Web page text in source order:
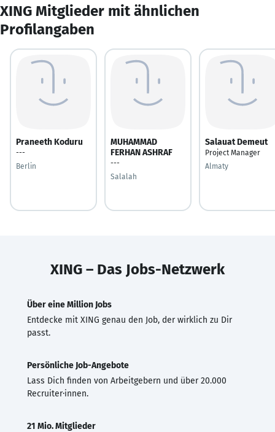
XING Mitglieder mit ähnlichen
Profilangaben
Praneeth Koduru
---
Berlin
MUHAMMAD
FERHAN ASHRAF
---
Salalah
Salauat Demeut
Project Manager
Almaty
XING – Das Jobs-Netzwerk
Über eine Million Jobs
Entdecke mit XING genau den Job, der wirklich zu Dir
passt.
Persönliche Job-Angebote
Lass Dich finden von Arbeitgebern und über 20.000
Recruiter·innen.
21 Mio. Mitglieder